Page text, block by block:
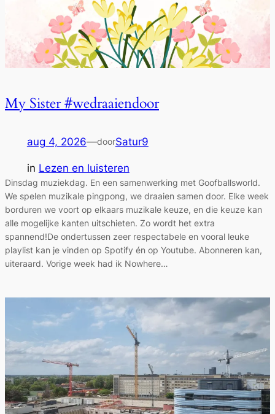
My Sister #wedraaiendoor
aug 4, 2026—doorSatur9
in Lezen en luisteren
Dinsdag muziekdag. En een samenwerking met Goofballsworld.
We spelen muzikale pingpong, we draaien samen door. Elke week
borduren we voort op elkaars muzikale keuze, en die keuze kan
alle mogelijke kanten uitschieten. Zo wordt het extra
spannend!De ondertussen zeer respectabele en vooral leuke
playlist kan je vinden op Spotify én op Youtube. Abonneren kan,
uiteraard. Vorige week had ik Nowhere…